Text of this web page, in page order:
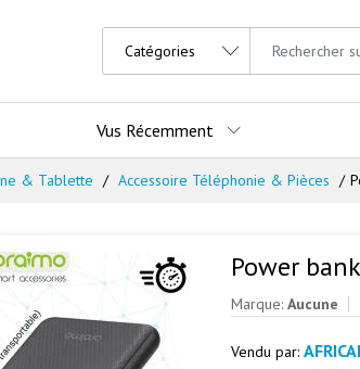
Vus Récemment
& Tablette Accessoire Téléphonie & Pièces
Power bank
Marque:Aucune
Vendu par: